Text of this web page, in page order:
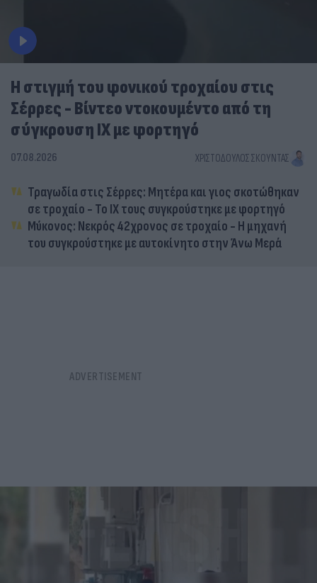
Η στιγμή του φονικού τροχαίου στις
Σέρρες - Βίντεο ντοκουμέντο από τη
σύγκρουση ΙΧ με φορτηγό
07.08.2026 ΧΡΙΣΤΌΔΟΥΛΟΣ ΣΚΟΎΝΤΑΣ
Τραγωδία στις Σέρρες: Μητέρα και γιος σκοτώθηκαν
σε τροχαίο - Το ΙΧ τους συγκρούστηκε με φορτηγό
Μύκονος: Νεκρός 42χρονος σε τροχαίο - Η μηχανή
του συγκρούστηκε με αυτοκίνητο στην Άνω Μερά